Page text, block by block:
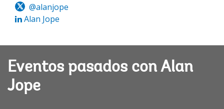
@alanjope
Alan Jope
Eventos pasados con Alan
Jope